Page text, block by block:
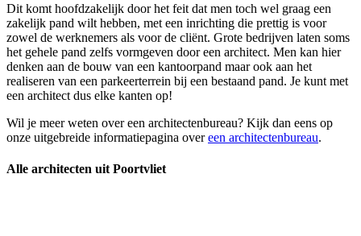
Dit komt hoofdzakelijk door het feit dat men toch wel graag een
zakelijk pand wilt hebben, met een inrichting die prettig is voor
zowel de werknemers als voor de cliënt. Grote bedrijven laten soms
het gehele pand zelfs vormgeven door een architect. Men kan hier
denken aan de bouw van een kantoorpand maar ook aan het
realiseren van een parkeerterrein bij een bestaand pand. Je kunt met
een architect dus elke kanten op!
Wil je meer weten over een architectenbureau? Kijk dan eens op
onze uitgebreide informatiepagina overeen architectenbureau.
Alle architecten uit Poortvliet